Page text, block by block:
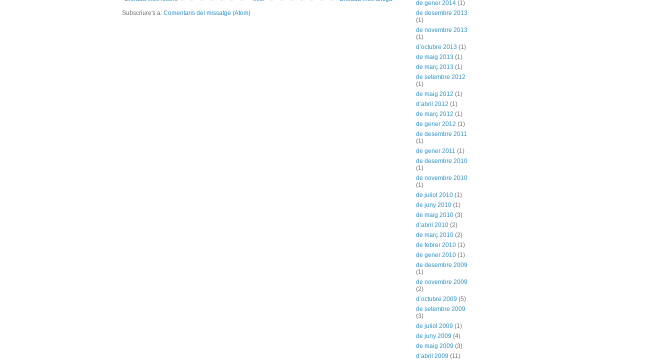
Subscriure's a: Comentaris del missatge (Atom)
de gener 2014 (1)
de desembre 2013
(1)
de novembre 2013
(1)
d’octubre 2013 (1)
de maig 2013 (1)
de març 2013 (1)
de setembre 2012
(1)
de maig 2012 (1)
d’abril 2012 (1)
de març 2012 (1)
de gener 2012 (1)
de desembre 2011
(1)
de gener 2011 (1)
de desembre 2010
(1)
de novembre 2010
(1)
de juliol 2010 (1)
de juny 2010 (1)
de maig 2010 (3)
d’abril 2010 (2)
de març 2010 (2)
de febrer 2010 (1)
de gener 2010 (1)
de desembre 2009
(1)
de novembre 2009
(2)
d’octubre 2009 (5)
de setembre 2009
(3)
de juliol 2009 (1)
de juny 2009 (4)
de maig 2009 (3)
d’abril 2009 (11)